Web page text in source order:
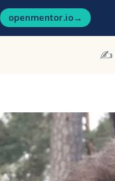
openmentor.io→
✍️